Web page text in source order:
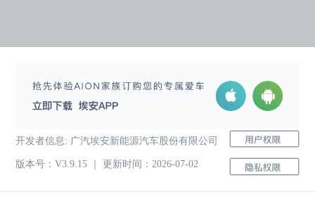
开发者信息: 广汽埃安新能源汽车股份有限公司
版本号：V3.9.15｜ 更新时间： 2026-07-02